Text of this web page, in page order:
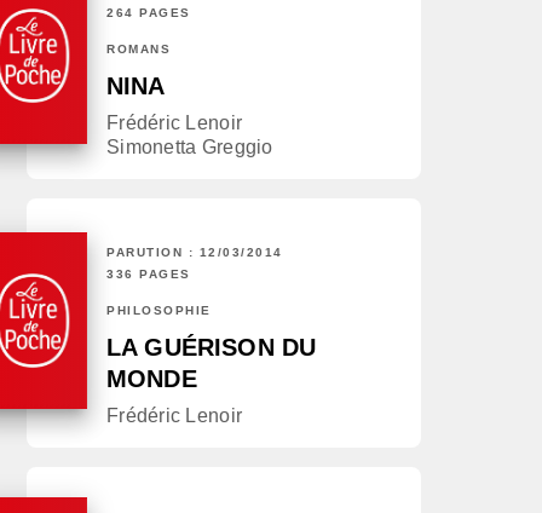
264 PAGES
ROMANS
NINA
Frédéric Lenoir
Simonetta Greggio
PARUTION : 12/03/2014
336 PAGES
PHILOSOPHIE
LA GUÉRISON DU
MONDE
Frédéric Lenoir